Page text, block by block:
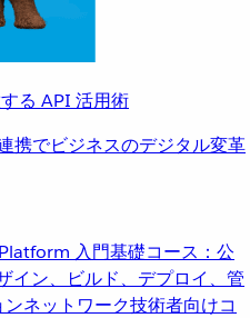
る API 活用術
携でビジネスのデジタル変革
入門基礎コース：公
イン、ビルド、デプロイ、管
ネットワーク技術者向けコ